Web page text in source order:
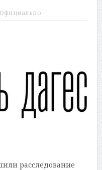
Официально
расследование